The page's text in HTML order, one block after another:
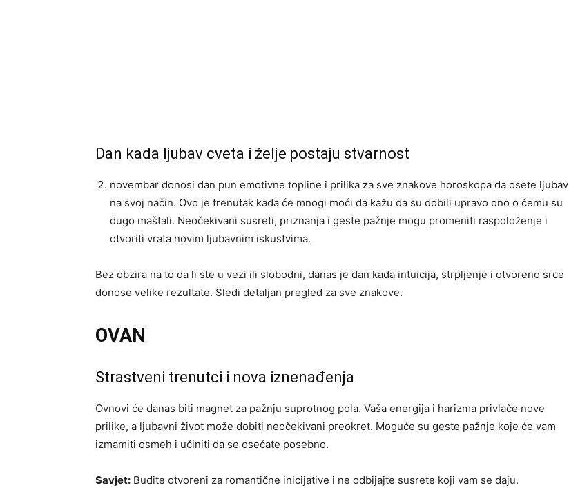
Dan kada ljubav cveta i želje postaju stvarnost
novembar donosi dan pun emotivne topline i prilika za sve znakove horoskopa da osete ljubav
na svoj način. Ovo je trenutak kada će mnogi moći da kažu da su dobili upravo ono o čemu su
dugo maštali. Neočekivani susreti, priznanja i geste pažnje mogu promeniti raspoloženje i
otvoriti vrata novim ljubavnim iskustvima.
Bez obzira na to da li ste u vezi ili slobodni, danas je dan kada intuicija, strpljenje i otvoreno srce
donose velike rezultate. Sledi detaljan pregled za sve znakove.
OVAN
Strastveni trenutci i nova iznenađenja
Ovnovi će danas biti magnet za pažnju suprotnog pola. Vaša energija i harizma privlače nove
prilike, a ljubavni život može dobiti neočekivani preokret. Moguće su geste pažnje koje će vam
izmamiti osmeh i učiniti da se osećate posebno.
Savjet: Budite otvoreni za romantične inicijative i ne odbijajte susrete koji vam se daju.